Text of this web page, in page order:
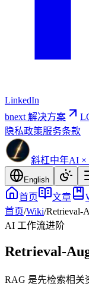
LinkedIn
bnext 解决方案
隐私政策服务条款
斜杠中年AI ×
English
首页 文章
首页/Wiki/Retrieval-
AI 工作流进阶
Retrieval-
RAG 是先检索相关